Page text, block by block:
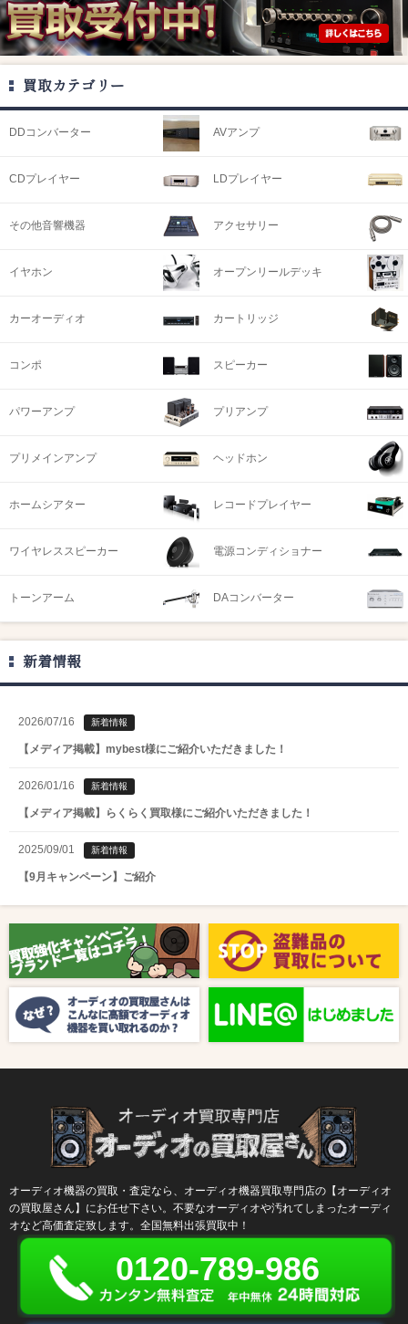
買取カテゴリー
DDコンバーター AVアンプ
CDプレイヤー LDプレイヤー
その他音響機器 アクセサリー
イヤホン オープンリールデッキ
カーオーディオ カートリッジ
コンポ スピーカー
パワーアンプ プリアンプ
プリメインアンプ ヘッドホン
ホームシアター レコードプレイヤー
ワイヤレススピーカー 電源コンディショナー
トーンアーム DAコンバーター
新着情報
2026/07/16 新着情報
【メディア掲載】mybest様にご紹介いただきました！
2026/01/16 新着情報
【メディア掲載】らくらく買取様にご紹介いただきました！
2025/09/01 新着情報
【9月キャンペーン】ご紹介
【8月キャンペーン】ご紹介
2024/10/04 新着情報
【ラジオ番組放送のお知らせ】
オーディオ機器の買取・査定なら、オーディオ機器買取専門店の【オーディオ
の買取屋さん】にお任せ下さい。不要なオーディオや汚れてしまったオーディ
オなど高価査定致します。全国無料出張買取中！
0120-789-986